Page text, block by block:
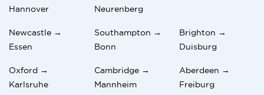
Hannover
Neurenberg
Newcastle →
Essen
Southampton →
Bonn
Brighton →
Duisburg
Oxford →
Karlsruhe
Cambridge →
Mannheim
Aberdeen →
Freiburg